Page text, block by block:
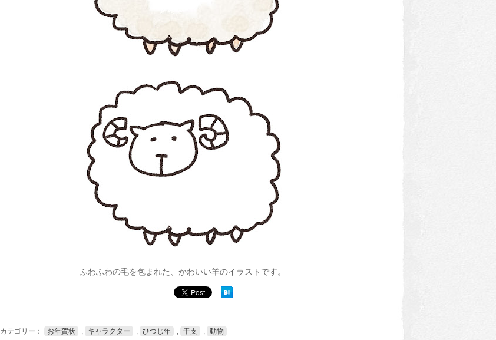
ふわふわの毛を包まれた、かわいい羊のイラストです。
カテゴリー： お年賀状 , キャラクター , ひつじ年 , 干支 , 動物